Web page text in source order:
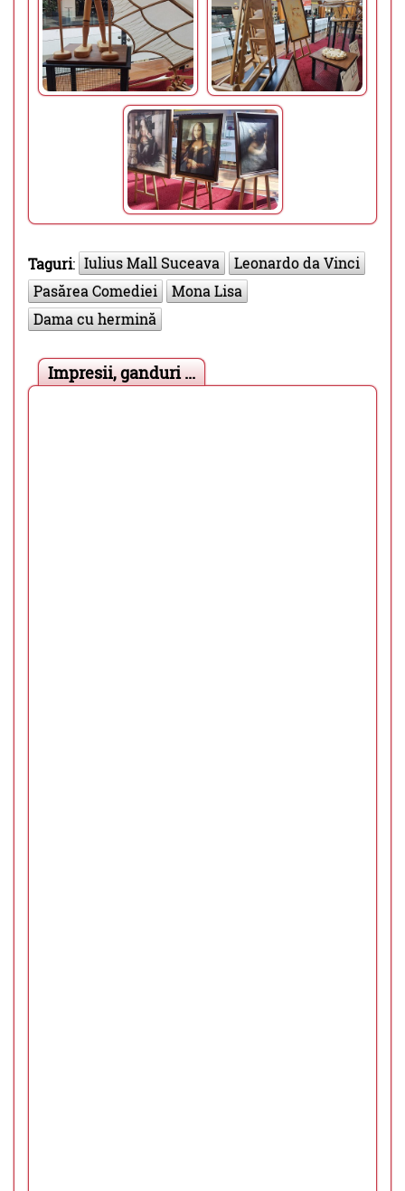
Taguri: Iulius Mall Suceava
Leonardo da Vinci
Pasărea Comediei
Mona Lisa
Dama cu hermină
Impresii, ganduri ...